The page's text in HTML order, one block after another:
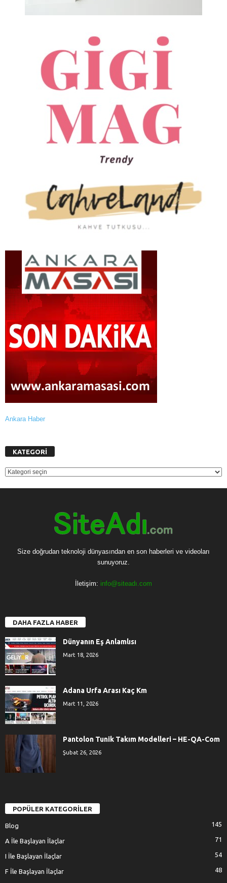
Ankara Haber
KATEGORİ
KATEGORİ
Size doğrudan teknoloji dünyasından en son haberleri ve videoları
sunuyoruz.
İletişim: info@siteadı.com
DAHA FAZLA HABER
Dünyanın Eş Anlamlısı
Mart 18, 2026
Adana Urfa Arası Kaç Km
Mart 11, 2026
Pantolon Tunik Takım Modelleri – HE-QA-Com
Şubat 26, 2026
POPÜLER KATEGORİLER
Blog 145
A İle Başlayan İlaçlar 71
I İle Başlayan İlaçlar 54
F İle Başlayan İlaçlar 48